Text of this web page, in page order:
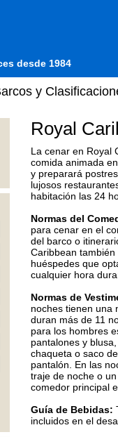
desde 1984
y
Royal
La cenar en Royal
comida animada
y preparará
lujosos
habitación las 24
Normas del
para cenar en el
del barco o
Caribbean
huéspedes que
cualquier hora
Normas de
noches tienen una
duran más de 11
para los hombres
pantalones y
chaqueta o saco
pantalón. En las
traje de noche o
comedor principal
Guía de Bebidas:
incluidos en el